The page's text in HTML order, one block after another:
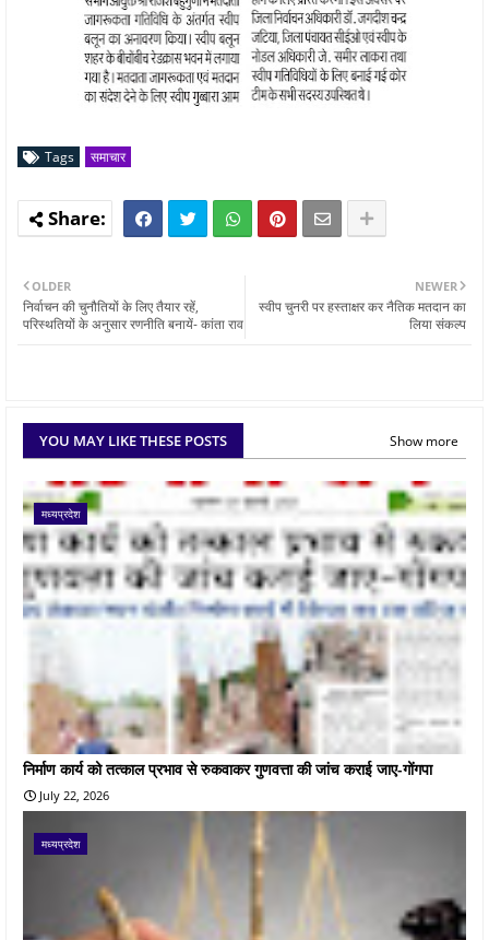
Tags समाचार
NEWER
स्वीप चुनरी पर हस्ताक्षर कर नैतिक मतदान का
लिया संकल्प
OLDER
निर्वाचन की चुनौतियों के लिए तैयार रहें,
परिस्थतियों के अनुसार रणनीति बनायें- कांता राव
YOU MAY LIKE THESE POSTS Show more
मध्यप्रदेश
निर्माण कार्य को तत्काल प्रभाव से रुकवाकर गुणवत्ता की जांच कराई जाए-गोंगपा
July 22, 2026
मध्यप्रदेश